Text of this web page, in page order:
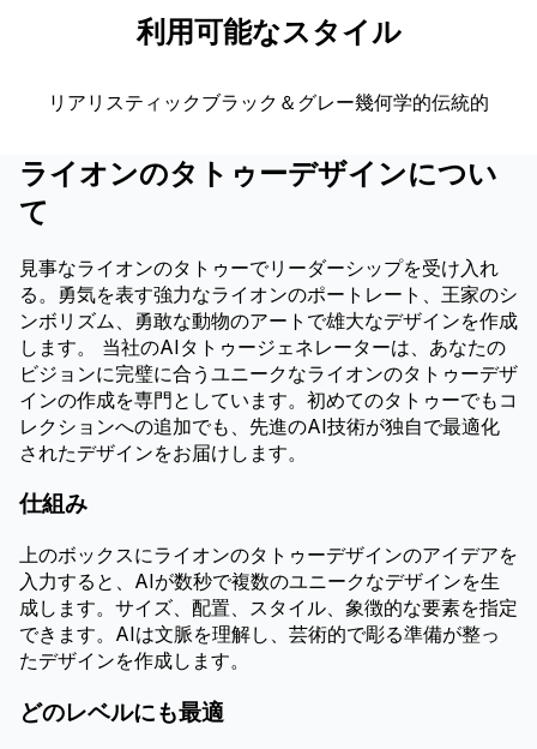
利用可能なスタイル
リアリスティックブラック＆グレー幾何学的伝統的
ライオンのタトゥーデザインについ
て
見事なライオンのタトゥーでリーダーシップを受け入れ
る。勇気を表す強力なライオンのポートレート、王家のシ
ンボリズム、勇敢な動物のアートで雄大なデザインを作成
します。 当社のAIタトゥージェネレーターは、あなたの
ビジョンに完璧に合うユニークなライオンのタトゥーデザ
インの作成を専門としています。初めてのタトゥーでもコ
レクションへの追加でも、先進のAI技術が独自で最適化
されたデザインをお届けします。
仕組み
上のボックスにライオンのタトゥーデザインのアイデアを
入力すると、AIが数秒で複数のユニークなデザインを生
成します。サイズ、配置、スタイル、象徴的な要素を指定
できます。AIは文脈を理解し、芸術的で彫る準備が整っ
たデザインを作成します。
どのレベルにも最適